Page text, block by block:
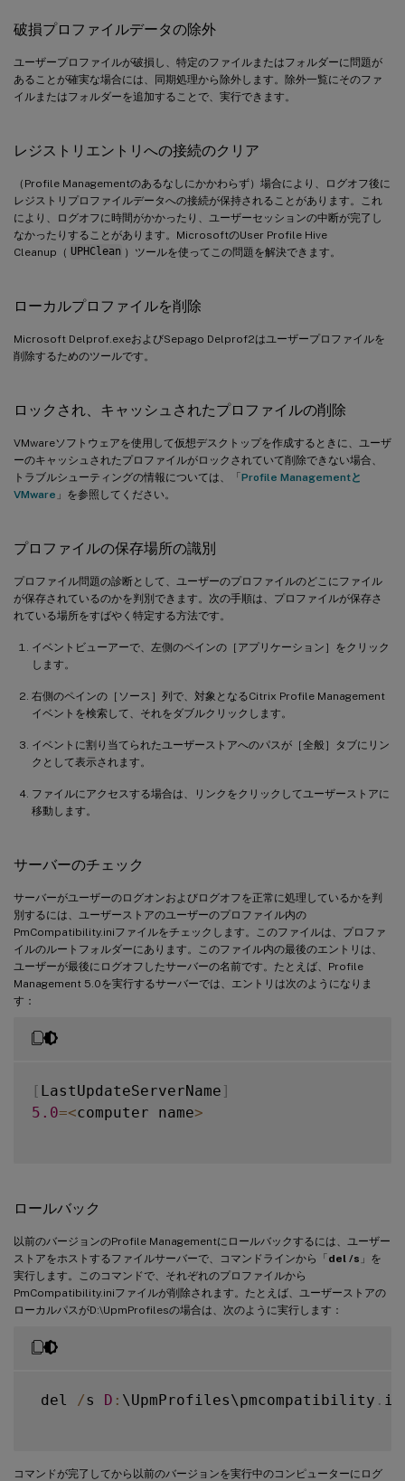
破損プロファイルデータの除外
ユーザープロファイルが破損し、特定のファイルまたはフォルダーに問題が
あることが確実な場合には、同期処理から除外します。除外一覧にそのファ
イルまたはフォルダーを追加することで、実行できます。
レジストリエントリへの接続のクリア
（Profile Managementのあるなしにかかわらず）場合により、ログオフ後に
レジストリプロファイルデータへの接続が保持されることがあります。これ
により、ログオフに時間がかかったり、ユーザーセッションの中断が完了し
なかったりすることがあります。MicrosoftのUser Profile Hive
Cleanup（ UPHClean ）ツールを使ってこの問題を解決できます。
ローカルプロファイルを削除
Microsoft Delprof.exeおよびSepago Delprof2はユーザープロファイルを
削除するためのツールです。
ロックされ、キャッシュされたプロファイルの削除
VMwareソフトウェアを使用して仮想デスクトップを作成するときに、ユーザ
ーのキャッシュされたプロファイルがロックされていて削除できない場合、
トラブルシューティングの情報については、「Profile Managementと
VMware 」を参照してください。
プロファイルの保存場所の識別
プロファイル問題の診断として、ユーザーのプロファイルのどこにファイル
が保存されているのかを判別できます。次の手順は、プロファイルが保存さ
れている場所をすばやく特定する方法です。
イベントビューアーで、左側のペインの［アプリケーション］をクリック
します。
右側のペインの［ソース］列で、対象となるCitrix Profile Management
イベントを検索して、それをダブルクリックします。
イベントに割り当てられたユーザーストアへのパスが［全般］タブにリン
クとして表示されます。
ファイルにアクセスする場合は、リンクをクリックしてユーザーストアに
移動します。
サーバーのチェック
サーバーがユーザーのログオンおよびログオフを正常に処理しているかを判
別するには、ユーザーストアのユーザーのプロファイル内の
PmCompatibility.iniファイルをチェックします。このファイルは、プロファ
イルのルートフォルダーにあります。このファイル内の最後のエントリは、
ユーザーが最後にログオフしたサーバーの名前です。たとえば、Profile
Management 5.0を実行するサーバーでは、エントリは次のようになりま
す：
[ LastUpdateServerName ]
5.0=<computer name>
ロールバック
以前のバージョンのProfile Managementにロールバックするには、ユーザー
ストアをホストするファイルサーバーで、コマンドラインから「del /s 」を
実行します。このコマンドで、それぞれのプロファイルから
PmCompatibility.iniファイルが削除されます。たとえば、ユーザーストアの
ローカルパスがD:\UpmProfilesの場合は、次のように実行します：
del /s D : \UpmProfiles\pmcompatibility .
コマンドが完了してから以前のバージョンを実行中のコンピューターにログ